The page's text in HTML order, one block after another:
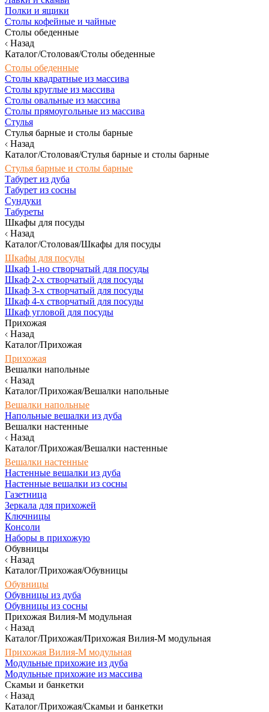
Полки и ящики
Столы кофейные и чайные
Столы обеденные
Назад
Каталог/Столовая/Столы обеденные
Столы обеденные
Столы квадратные из массива
Столы круглые из массива
Столы овальные из массива
Столы прямоугольные из массива
Стулья
Стулья барные и столы барные
Назад
Каталог/Столовая/Стулья барные и столы барные
Стулья барные и столы барные
Табурет из дуба
Табурет из сосны
Сундуки
Табуреты
Шкафы для посуды
Назад
Каталог/Столовая/Шкафы для посуды
Шкафы для посуды
Шкаф 1-но створчатый для посуды
Шкаф 2-х створчатый для посуды
Шкаф 3-х створчатый для посуды
Шкаф 4-х створчатый для посуды
Шкаф угловой для посуды
Прихожая
Назад
Каталог/Прихожая
Прихожая
Вешалки напольные
Назад
Каталог/Прихожая/Вешалки напольные
Вешалки напольные
Напольные вешалки из дуба
Вешалки настенные
Назад
Каталог/Прихожая/Вешалки настенные
Вешалки настенные
Настенные вешалки из дуба
Настенные вешалки из сосны
Газетница
Зеркала для прихожей
Ключницы
Консоли
Наборы в прихожую
Обувницы
Назад
Каталог/Прихожая/Обувницы
Обувницы
Обувницы из дуба
Обувницы из сосны
Прихожая Вилия-М модульная
Назад
Каталог/Прихожая/Прихожая Вилия-М модульная
Прихожая Вилия-М модульная
Модульные прихожие из дуба
Модульные прихожие из массива
Скамьи и банкетки
Назад
Каталог/Прихожая/Скамьи и банкетки